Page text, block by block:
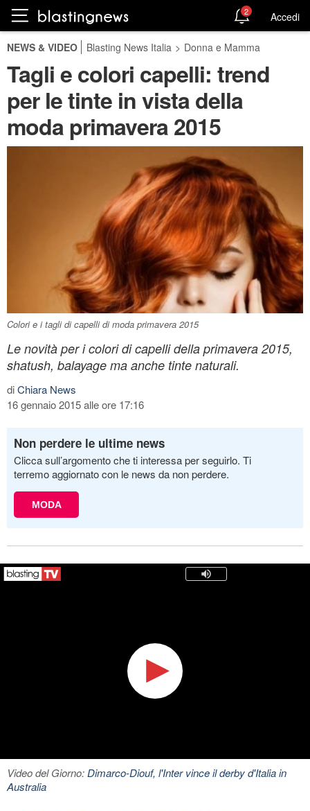
2 Accedi
NEWS & VIDEO Blasting News Italia > Donna e Mamma
Tagli e colori capelli: trend
per le tinte in vista della
moda primavera 2015
Colori e i tagli di capelli di moda primavera 2015
Le novità per i colori di capelli della primavera 2015,
shatush, balayage ma anche tinte naturali.
diChiara News
16 gennaio 2015 alle ore 17:16
Non perdere le ultime news
Clicca sull’argomento che ti interessa per seguirlo. Ti
terremo aggiornato con le news da non perdere.
MODA
Video del Giorno:Dimarco-Diouf, l'Inter vince il derby d'Italia in
Australia